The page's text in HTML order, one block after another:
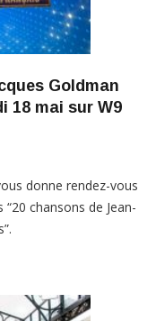
Goldman
18 mai sur W9
donne rendez-vous
chansons de Jean-